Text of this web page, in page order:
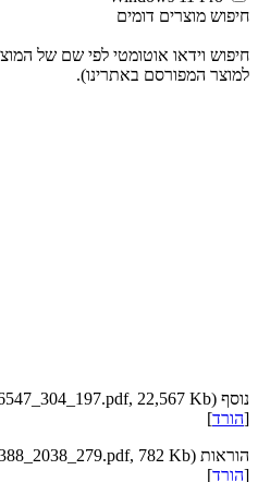
חיפוש מוצרים דומים
חיפוש וידאו אוטומטי לפי שם של
למוצר המפורסם באתרינו).
[הורד]
[הורד]